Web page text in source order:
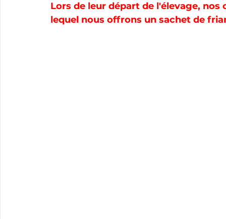
Lors de leur départ de l'élevage,
lequel nous offrons un sachet de